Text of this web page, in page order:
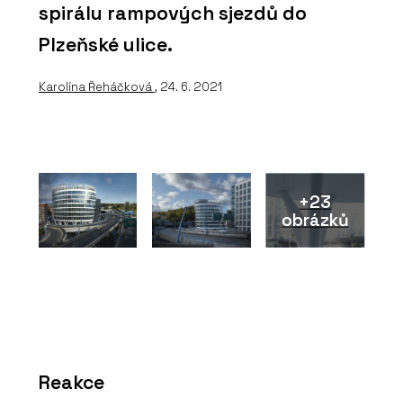
spirálu rampových sjezdů do
Plzeňské ulice.
Karolína Řeháčková, 24. 6. 2021
+23
obrázků
Reakce